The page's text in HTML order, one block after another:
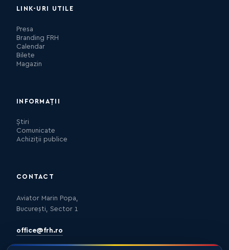
LINK-URI UTILE
Presa
Branding FRH
Calendar
Bilete
Magazin
INFORMAȚII
Știri
Comunicate
Achiziții publice
CONTACT
Aviator Marin Popa,
București, Sector 1
office@frh.ro